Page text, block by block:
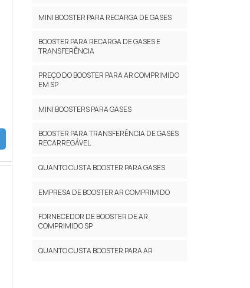
MINI BOOSTER PARA RECARGA DE GASES
BOOSTER PARA RECARGA DE GASES E
TRANSFERÊNCIA
PREÇO DO BOOSTER PARA AR COMPRIMIDO
EM SP
MINI BOOSTERS PARA GASES
BOOSTER PARA TRANSFERÊNCIA DE GASES
RECARREGÁVEL
QUANTO CUSTA BOOSTER PARA GASES
EMPRESA DE BOOSTER AR COMPRIMIDO
FORNECEDOR DE BOOSTER DE AR
COMPRIMIDO SP
QUANTO CUSTA BOOSTER PARA AR